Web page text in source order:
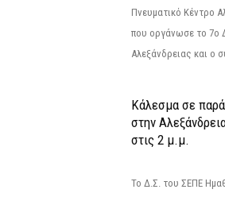
Πνευματικό Κέντρο
που οργάνωσε το 7ο
Αλεξάνδρειας και ο
Κάλεσμα σε
στην
στις 2 μ.μ.
Το Δ.Σ. του ΣΕΠΕ